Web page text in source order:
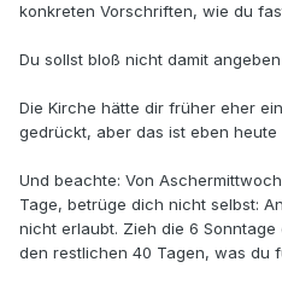
konkreten Vorschriften, wie du
Du sollst bloß nicht damit
Die Kirche hätte dir früher eher
gedrückt, aber das ist eben heute
Und beachte: Von
Tage, betrüge dich nicht selbst:
nicht erlaubt. Zieh die 6
den restlichen 40 Tagen, was du